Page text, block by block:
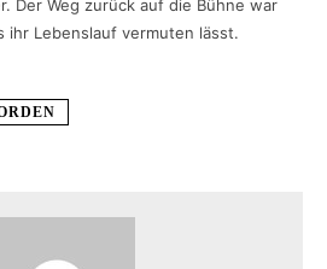
Der Weg zurück auf die Bühne war
ihr Lebenslauf vermuten lässt.